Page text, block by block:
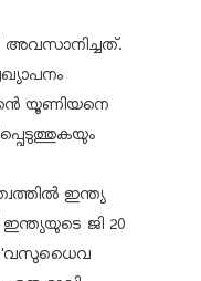
അവസാനിച്ചത്.
യൂണിയനെ
ഇന്ത്യ
ജി 20
'വസുധൈവ